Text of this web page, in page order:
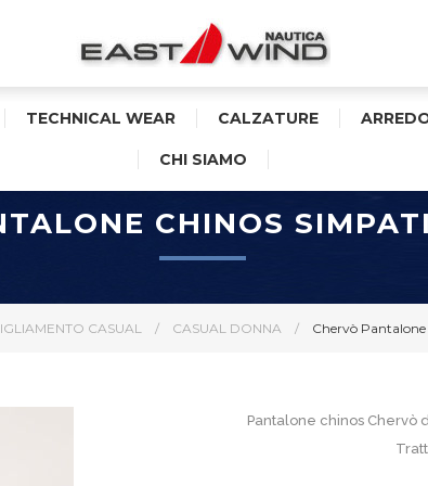
TECHNICAL WEAR CALZATURE
CHI SIAMO
CASUAL / CASUAL DONNA / Chervò
CHINOS
Pantalone chinos Chervò